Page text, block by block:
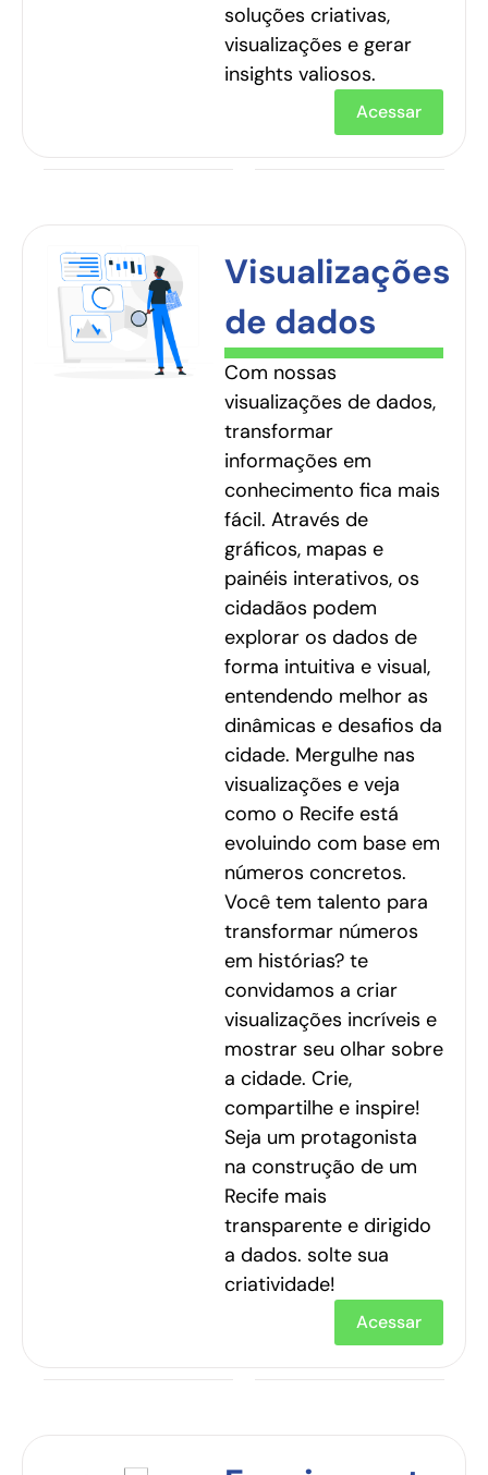
soluções criativas,
visualizações e gerar
insights valiosos.
Acessar
Visualizações
de dados
Com nossas
visualizações de dados,
transformar
informações em
conhecimento fica mais
fácil. Através de
gráficos, mapas e
painéis interativos, os
cidadãos podem
explorar os dados de
forma intuitiva e visual,
entendendo melhor as
dinâmicas e desafios da
cidade. Mergulhe nas
visualizações e veja
como o Recife está
evoluindo com base em
números concretos.
Você tem talento para
transformar números
em histórias? te
convidamos a criar
visualizações incríveis e
mostrar seu olhar sobre
a cidade. Crie,
compartilhe e inspire!
Seja um protagonista
na construção de um
Recife mais
transparente e dirigido
a dados. solte sua
criatividade!
Acessar